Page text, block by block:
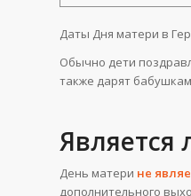
Даты Дня матери в
Обычно дети
также дарят
День матери не
дополнительного